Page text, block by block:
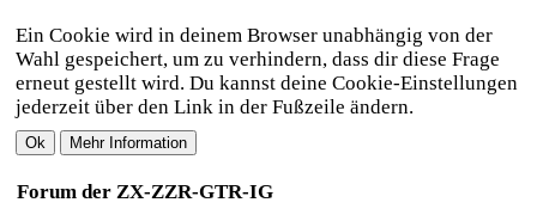
Ein Cookie wird in deinem Browser unabhängig von der
Wahl gespeichert, um zu verhindern, dass dir diese Frage
erneut gestellt wird. Du kannst deine Cookie-Einstellungen
jederzeit über den Link in der Fußzeile ändern.
Forum der ZX-ZZR-GTR-IG